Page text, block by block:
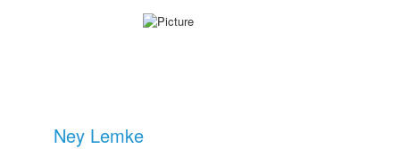
Ney Lemke